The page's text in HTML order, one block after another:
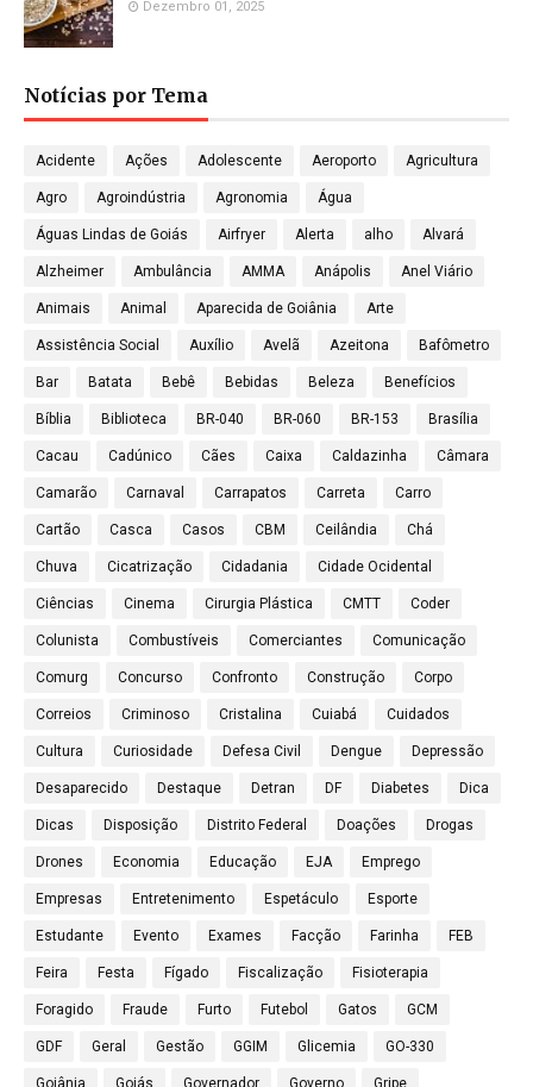
Dezembro 01, 2025
Notícias por Tema
Acidente Ações Adolescente Aeroporto Agricultura
Agro Agroindústria Agronomia Água
Águas Lindas de Goiás Airfryer Alerta alho Alvará
Alzheimer Ambulância AMMA Anápolis Anel Viário
Animais Animal Aparecida de Goiânia Arte
Assistência Social Auxílio Avelã Azeitona Bafômetro
Bar Batata Bebê Bebidas Beleza Benefícios
Bíblia Biblioteca BR-040 BR-060 BR-153 Brasília
Cacau Cadúnico Cães Caixa Caldazinha Câmara
Camarão Carnaval Carrapatos Carreta Carro
Cartão Casca Casos CBM Ceilândia Chá
Chuva Cicatrização Cidadania Cidade Ocidental
Ciências Cinema Cirurgia Plástica CMTT Coder
Colunista Combustíveis Comerciantes Comunicação
Comurg Concurso Confronto Construção Corpo
Correios Criminoso Cristalina Cuiabá Cuidados
Cultura Curiosidade Defesa Civil Dengue Depressão
Desaparecido Destaque Detran DF Diabetes Dica
Dicas Disposição Distrito Federal Doações Drogas
Drones Economia Educação EJA Emprego
Empresas Entretenimento Espetáculo Esporte
Estudante Evento Exames Facção Farinha FEB
Feira Festa Fígado Fiscalização Fisioterapia
Foragido Fraude Furto Futebol Gatos GCM
GDF Geral Gestão GGIM Glicemia GO-330